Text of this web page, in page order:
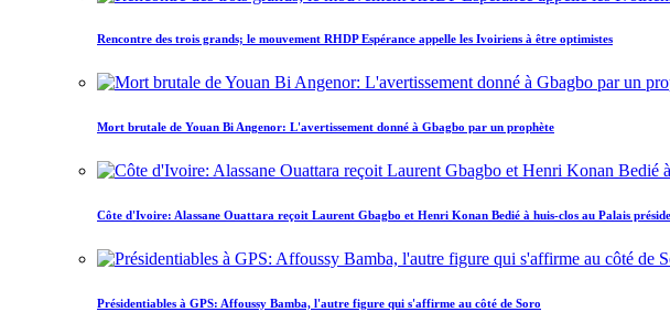
Rencontre des trois grands; le mouvement RHDP Espérance appelle les Ivoiriens à être optimistes
Mort brutale de Youan Bi Angenor: L'avertissement donné à Gbagbo par un prophète
Côte d'Ivoire: Alassane Ouattara reçoit Laurent Gbagbo et Henri Konan Bedié à huis-clos au Palais
Présidentiables à GPS: Affoussy Bamba, l'autre figure qui s'affirme au côté de Soro